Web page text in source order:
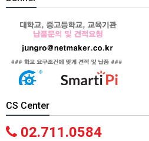
CS Center
02.711.0584